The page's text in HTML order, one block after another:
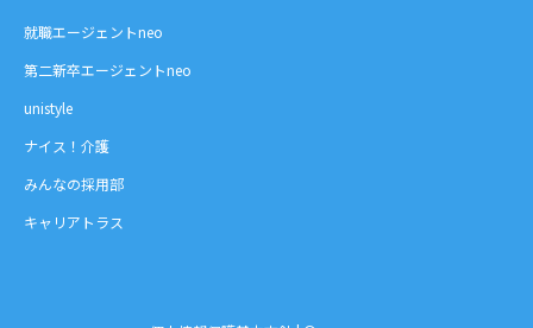
就職エージェントneo
第二新卒エージェントneo
unistyle
ナイス！介護
みんなの採用部
キャリアトラス